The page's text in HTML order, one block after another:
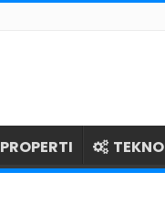
PROPERTI TEKNO